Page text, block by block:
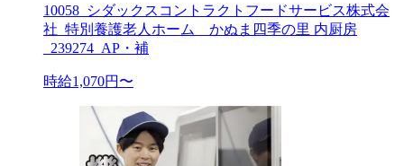
10058_シダックスコントラクトフードサービス株式会
社_特別養護老人ホーム かぬま四季の里 内厨房
_239274_AP・補
時給1,070円〜